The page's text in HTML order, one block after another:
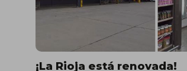
¡La Rioja está renovada!